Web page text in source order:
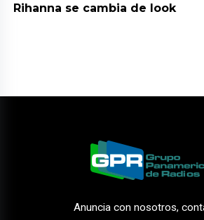
Rihanna se cambia de look
Anuncia con nosotros,